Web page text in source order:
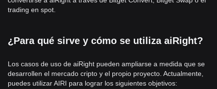
trading en spot.
¿Para qué sirve y cómo se utiliza aiRight?
Los casos de uso de aiRight pueden ampliarse a medida que se
desarrollen el mercado cripto y el propio proyecto. Actualmente,
puedes utilizar AIRI para lograr los siguientes objetivos: